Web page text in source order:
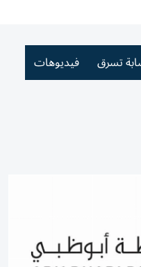
تسرق فيديوهات